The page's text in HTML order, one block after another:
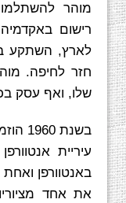
מוהר
רישום
לארץ, השתקע
חזר לחיפה.
שלו, ואף עסק
עיריית
באנטוורפן
את אחד